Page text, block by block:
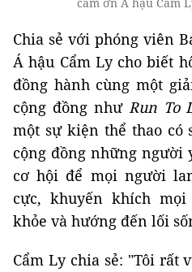
Chia sẻ với phóng viên
Á hậu Cẩm Ly cho biết
đồng hành cùng một
cộng đồng như Run To
một sự kiện thể thao có
cộng đồng những người
cơ hội để mọi người
cực, khuyến khích
khỏe và hướng đến lối
Cẩm Ly chia sẻ: "Tôi rất